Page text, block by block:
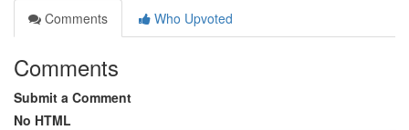
Comments
Who Upvoted
Comments
Submit a Comment
No HTML